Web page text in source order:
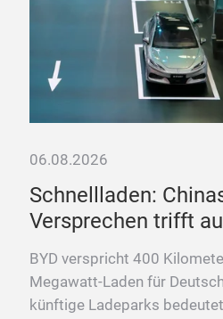
06.08.2026
Schnellladen:
Versprechen trifft
BYD verspricht 400
Megawatt-Laden für
künftige Ladeparks